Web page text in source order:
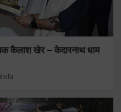
कैलाश खेर – केदारनाथ धाम